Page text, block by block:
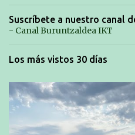
Suscríbete a nuestro canal
- Canal Buruntzaldea IKT
Los más vistos 30 días